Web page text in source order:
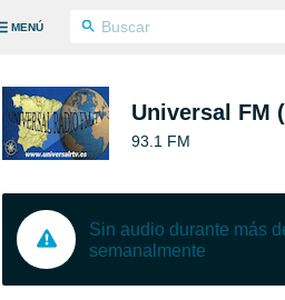
MENÚ
Universal FM
93.1 FM
Sin audio durante más
semanalmente